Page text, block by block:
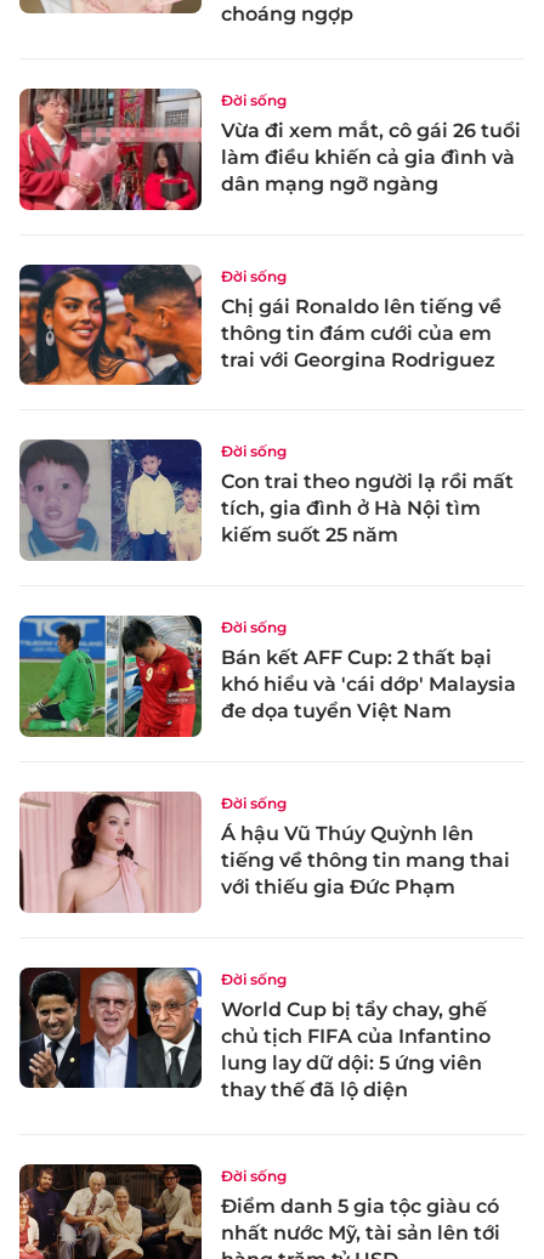
choáng ngợp
Đời sống
Vừa đi xem mắt, cô gái 26 tuổi
làm điều khiến cả gia đình và
dân mạng ngỡ ngàng
Đời sống
Chị gái Ronaldo lên tiếng về
thông tin đám cưới của em
trai với Georgina Rodriguez
Đời sống
Con trai theo người lạ rồi mất
tích, gia đình ở Hà Nội tìm
kiếm suốt 25 năm
Đời sống
Bán kết AFF Cup: 2 thất bại
khó hiểu và 'cái dớp' Malaysia
đe dọa tuyển Việt Nam
Đời sống
Á hậu Vũ Thúy Quỳnh lên
tiếng về thông tin mang thai
với thiếu gia Đức Phạm
Đời sống
World Cup bị tẩy chay, ghế
chủ tịch FIFA của Infantino
lung lay dữ dội: 5 ứng viên
thay thế đã lộ diện
Đời sống
Điểm danh 5 gia tộc giàu có
nhất nước Mỹ, tài sản lên tới